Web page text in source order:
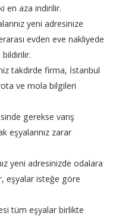
en aza indirilir.
yeni adresinize
evden eve nakliyede
takdirde firma, İstanbul
ve mola bilgileri
gerekse varış
eşyalarınız zarar
yeni adresinizde odalara
eşyalar isteğe göre
tüm eşyalar birlikte